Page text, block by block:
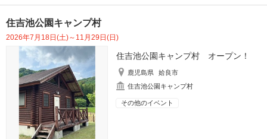
住吉池公園キャンプ村
2026年7月18日(土)～11月29日(日)
住吉池公園キャンプ村 オープン！
鹿児島県
姶良市
住吉池公園キャンプ村
その他のイベント